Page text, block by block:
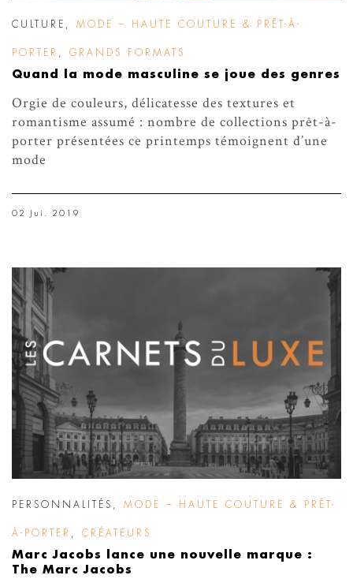
CULTURE MODE – HAUTE COUTURE & PRÊT-À-
PORTER GRANDS FORMATS
Quand la mode masculine se joue des genres
Orgie de couleurs, délicatesse des textures et
romantisme assumé : nombre de collections prêt-à-
porter présentées ce printemps témoignent d’une
mode
02 Jui. 2019
PERSONNALITÉS , MODE – HAUTE COUTURE & PRÊT-
À-PORTER , CRÉATEURS
Marc Jacobs lance une nouvelle marque :
The Marc Jacobs